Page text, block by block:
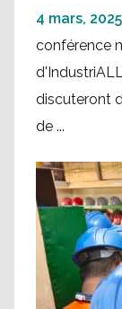
4 mars, 2025
conférence
discuteront
de ...